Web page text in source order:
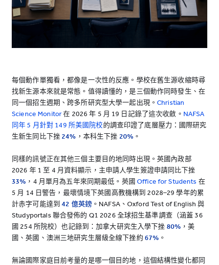
每個動作單獨看，都像是一次性的反應。學校在舊生源收縮時尋
找新生源本來就是常態。值得讀懂的，是三個動作同時發生、在
同一個招生週期、跨多所研究型大學一起出現。 Christian
Science Monitor在 2026 年 5 月 19 日記錄了這次收斂。 NAFSA
同年 5 月針對 149 所美國院校的調查印證了底層壓力：國際研究
生新生同比下挫24% ，本科生下挫 20%。
同樣的訊號正在其他三個主要目的地同時出現。英國內政部
2026 年 1 至 4 月資料顯示，主申請人學生簽證申請同比下挫
33% ，4 月單月為五年來同期最低。英國 Office for Students 在
5 月 14 日警告，最壞情境下英國高教機構到 2028–29 學年的累
計赤字可能達到42 億英鎊。NAFSA、Oxford Test of English 與
Studyportals 聯合發佈的 Q1 2026 全球招生基準調查（涵蓋 36
國 254 所院校）也記錄到：加拿大研究生入學下挫 80% ，美
國、英國、澳洲三地研究生層級全線下挫約 67% 。
無論國際家庭目前考量的是哪一個目的地，這個結構性變化都同